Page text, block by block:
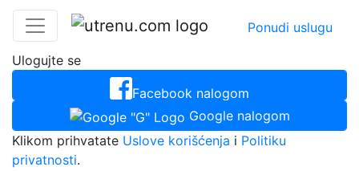
Ponudi uslugu
Ulogujte se
Facebook nalogom
Google nalogom
Klikom prihvatate Uslove korišćenja i Politiku
privatnosti.